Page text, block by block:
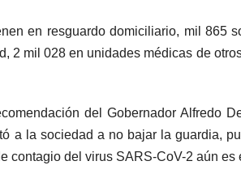
en resguardo domiciliario, mil 865
2 mil 028 en unidades médicas de
del Gobernador Alfredo
a la sociedad a no bajar la guardia,
contagio del virus SARS-CoV-2 aún es